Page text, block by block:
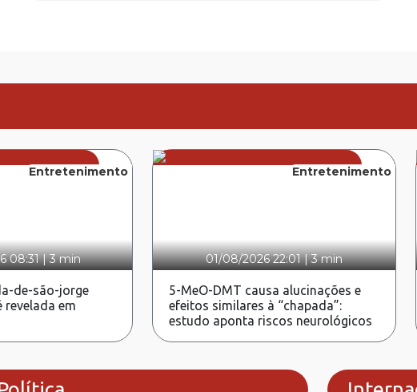
Entretenimento
08:31|3 min
de-são-jorge
revelada em
Entretenimento
01/08/2026 22:01|3 min
5-MeO-DMT causa alucinações e
efeitos similares à “chapada”:
estudo aponta riscos neurológicos